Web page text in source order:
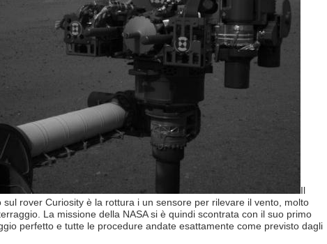
Il
rover Curiosity è la rottura i un sensore per rilevare il vento, molto
La missione della NASA si è quindi scontrata con il suo primo
perfetto e tutte le procedure andate esattamente come previsto dagli